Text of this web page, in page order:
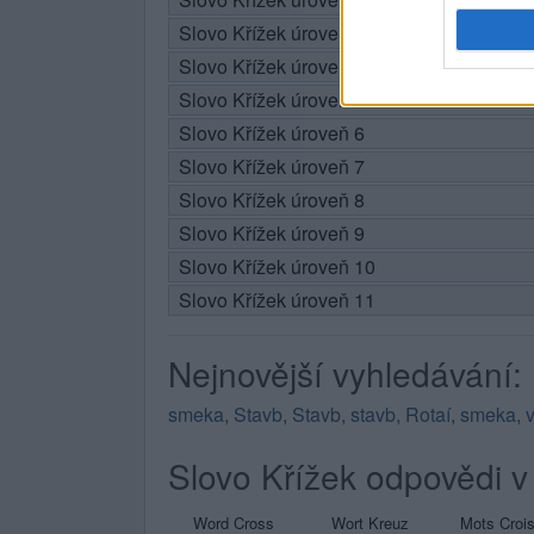
Slovo Křížek úroveň 3
Slovo Křížek úroveň 4
Slovo Křížek úroveň 5
Slovo Křížek úroveň 6
Slovo Křížek úroveň 7
Slovo Křížek úroveň 8
Slovo Křížek úroveň 9
Slovo Křížek úroveň 10
Slovo Křížek úroveň 11
Nejnovější vyhledávání:
smeka, Stavb, Stavb, stavb, Rotaí, smeka,
Slovo Křížek odpovědi
Word Cross Wort Kreuz Mots